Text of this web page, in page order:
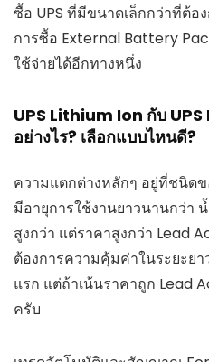
ซื้อ UPS ที่มีขนาดเล็กกว่าที่ต้อ
การซื้อ External Battery
ใช้จ่ายได้อีกทางหนึ่ง
UPS Lithium Ion กับ
อย่างไร? เลือกแบบไหนดี?
ความแตกต่างหลักๆ อยู่ที่ชนิด
มีอายุการใช้งานยาวนานกว่า
สูงกว่า แต่ราคาสูงกว่า Lead
ต้องการความคุ้มค่าในระยะย
แรก แต่ถ้าเน้นราคาถูก Lead
ครับ